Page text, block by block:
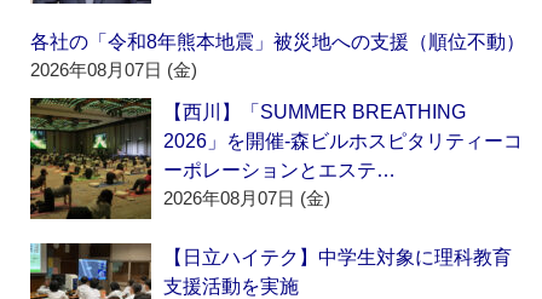
各社の「令和8年熊本地震」被災地への支援（順位不動）
2026年08月07日 (金)
【西川】「SUMMER BREATHING
2026」を開催‐森ビルホスピタリティーコ
ーポレーションとエステ…
2026年08月07日 (金)
【日立ハイテク】中学生対象に理科教育
支援活動を実施